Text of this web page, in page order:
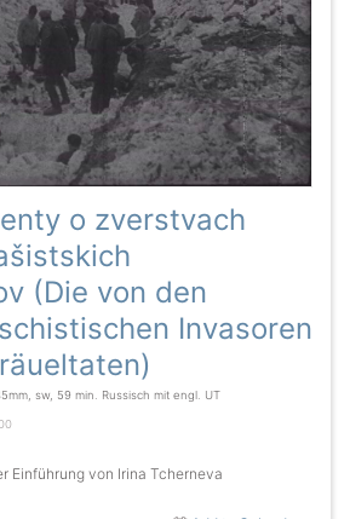
o zverstvach
(Die von den
Invasoren
sw, 59 min. Russisch mit engl. UT
Einführung von Irina Tcherneva